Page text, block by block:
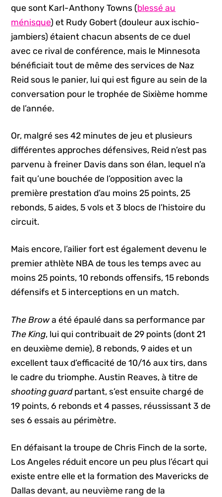
que sont Karl-Anthony Towns (blessé au
ménisque) et Rudy Gobert (douleur aux ischio-
jambiers) étaient chacun absents de ce duel
avec ce rival de conférence, mais le Minnesota
bénéficiait tout de même des services de Naz
Reid sous le panier, lui qui est figure au sein de la
conversation pour le trophée de Sixième homme
de l’année.
Or, malgré ses 42 minutes de jeu et plusieurs
différentes approches défensives, Reid n’est pas
parvenu à freiner Davis dans son élan, lequel n’a
fait qu’une bouchée de l’opposition avec la
première prestation d’au moins 25 points, 25
rebonds, 5 aides, 5 vols et 3 blocs de l’histoire du
circuit.
Mais encore, l’ailier fort est également devenu le
premier athlète NBA de tous les temps avec au
moins 25 points, 10 rebonds offensifs, 15 rebonds
défensifs et 5 interceptions en un match.
The Browa été épaulé dans sa performance par
The King, lui qui contribuait de 29 points (dont 21
en deuxième demie), 8 rebonds, 9 aides et un
excellent taux d’efficacité de 10/16 aux tirs, dans
le cadre du triomphe. Austin Reaves, à titre de
shooting guardpartant, s’est ensuite chargé de
19 points, 6 rebonds et 4 passes, réussissant 3 de
ses 6 essais au périmètre.
En défaisant la troupe de Chris Finch de la sorte,
Los Angeles réduit encore un peu plus l’écart qui
existe entre elle et la formation des Mavericks de
Dallas devant, au neuvième rang de la